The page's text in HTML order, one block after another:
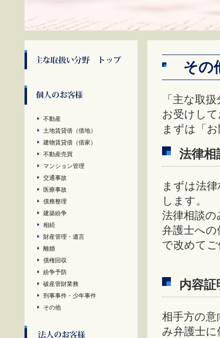
不動産
土地賃貸借（借地）
建物賃貸借（借家）
不動産売買
マンション管理
交通事故
医療事故
債務整理
建築紛争
相続
財産管理・遺言
離婚
債権回収
紛争予防
破産管財業務
刑事事件・少年事件
その他
その
「主な取
お受けし
まずは「
法律相
まずは法
します。
法律相談
弁護士へ
で改めて
内容証
相手方の
み弁護士